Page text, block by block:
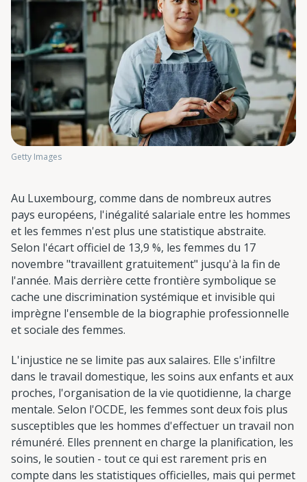
Getty Images
Au Luxembourg, comme dans de nombreux autres
pays européens, l'inégalité salariale entre les hommes
et les femmes n'est plus une statistique abstraite.
Selon l'écart officiel de 13,9 %, les femmes du 17
novembre "travaillent gratuitement" jusqu'à la fin de
l'année. Mais derrière cette frontière symbolique se
cache une discrimination systémique et invisible qui
imprègne l'ensemble de la biographie professionnelle
et sociale des femmes.
L'injustice ne se limite pas aux salaires. Elle s'infiltre
dans le travail domestique, les soins aux enfants et aux
proches, l'organisation de la vie quotidienne, la charge
mentale. Selon l'OCDE, les femmes sont deux fois plus
susceptibles que les hommes d'effectuer un travail non
rémunéré. Elles prennent en charge la planification, les
soins, le soutien - tout ce qui est rarement pris en
compte dans les statistiques officielles, mais qui permet